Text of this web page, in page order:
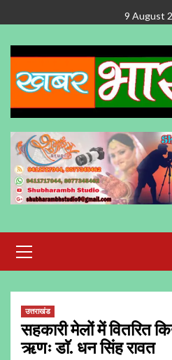
to
content
9 August
Menu
उत्तराखंड
सहकारी मेलों में वितरित
ऋणः डाॅ. धन सिंह रावत